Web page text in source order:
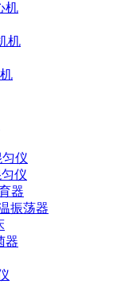
机
机
匀仪
仪
器
振荡器
器